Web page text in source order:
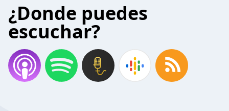
¿Donde puedes
escuchar?